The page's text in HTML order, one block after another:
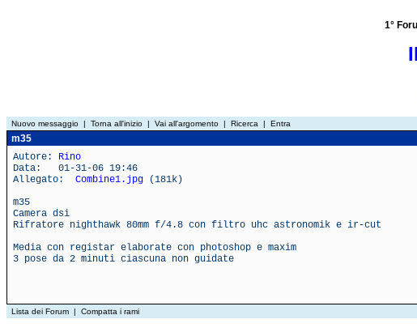
1°
Nuovo messaggio | Torna all'inizio | Vai all'argomento | Ricerca | Entra
m35
Autore: Rino
Data: 01-31-06 19:46
Allegato: Combine1.jpg (181k)
m35
Camera dsi
Rifratore nighthawk 80mm f/4.8 con filtro uhc astronomik e ir-cut
Media con registar elaborate con photoshop e maxim
3 pose da 2 minuti ciascuna non guidate
Lista dei Forum | Compatta i rami